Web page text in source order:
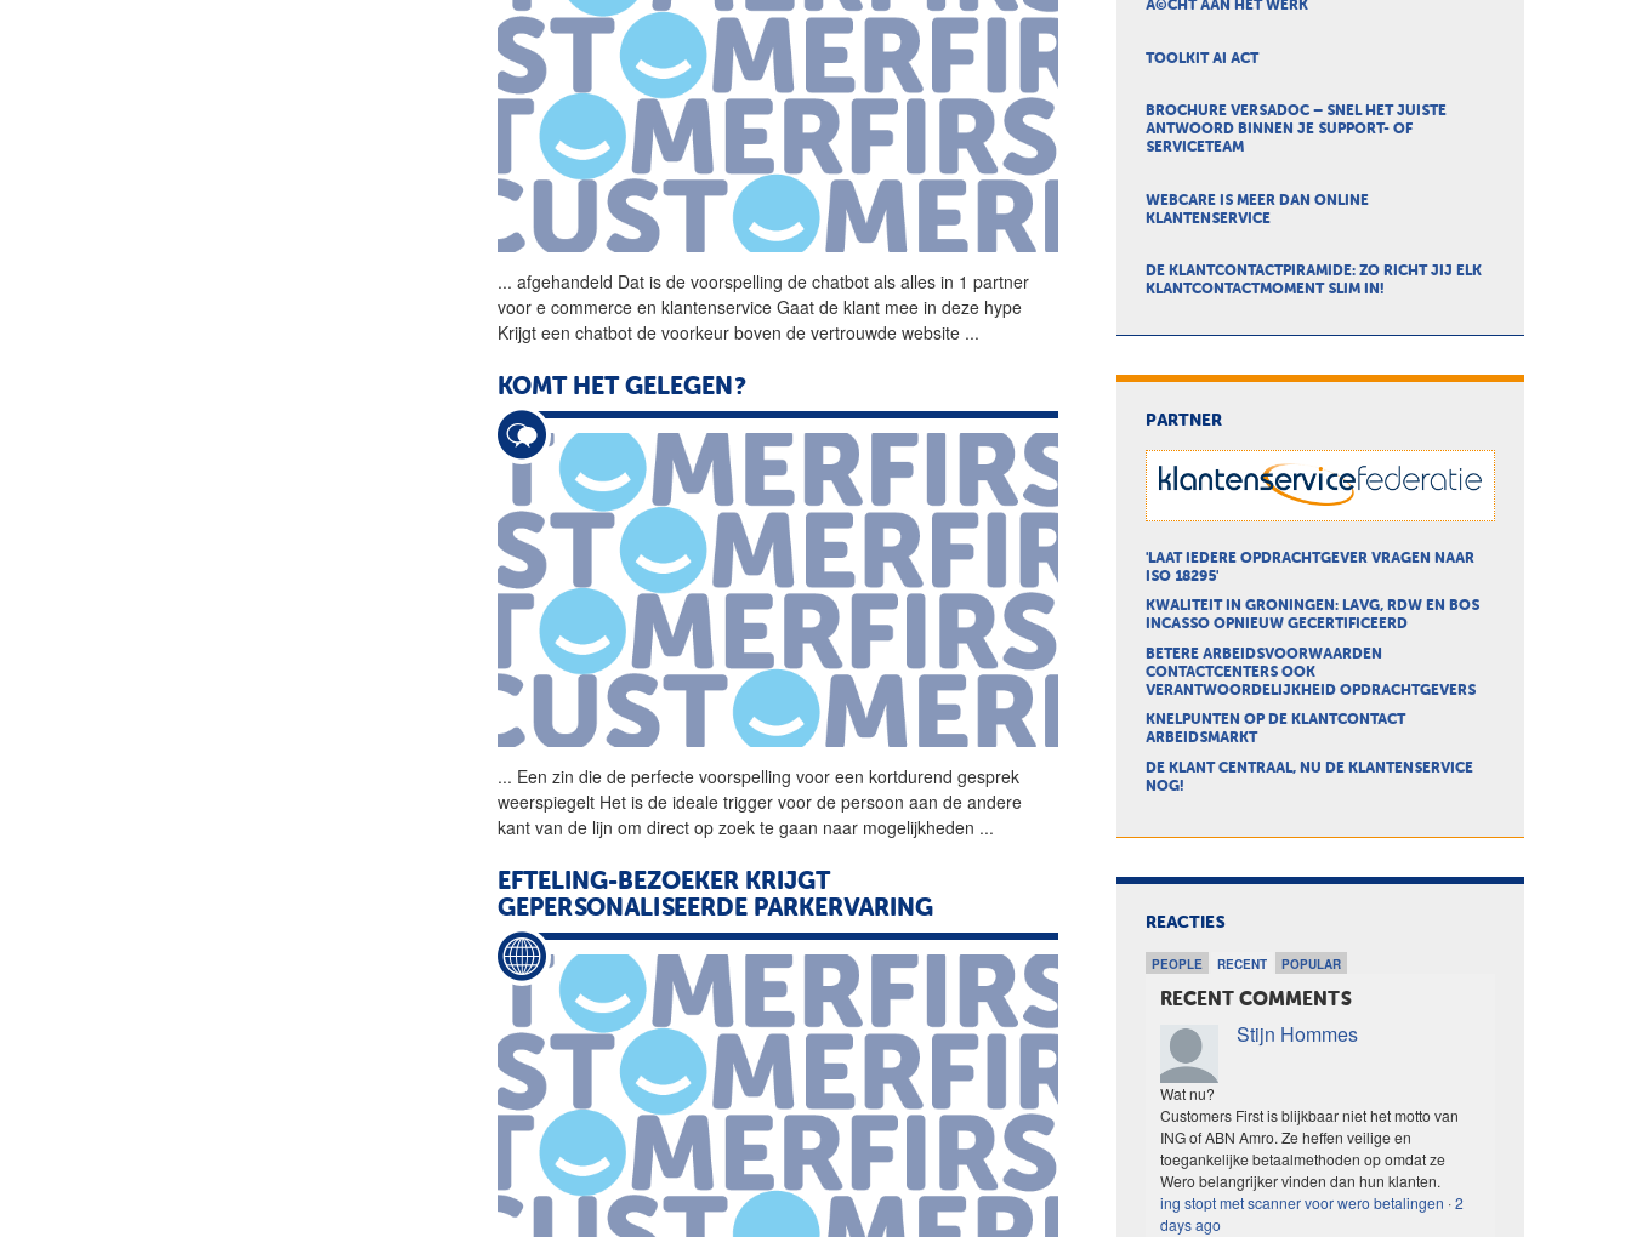
... afgehandeld Dat is devoorspelling de chatbot als alles in 1 partner
voor e commerce en klantenservice Gaat de klant mee in deze hype
Krijgt een chatbot de voorkeur boven de vertrouwde website ...
KOMT HET GELEGEN?
... Een zin die de perfectevoorspelling voor een kortdurend gesprek
weerspiegelt Het is de ideale trigger voor de persoon aan de andere
kant van de lijn om direct op zoek te gaan naar mogelijkheden ...
EFTELING-BEZOEKER KRIJGT
GEPERSONALISEERDE PARKERVARING
Ã©CHT AAN HET WERK
TOOLKIT AI ACT
BROCHURE VERSADOC – SNEL HET JUISTE
ANTWOORD BINNEN JE SUPPORT- OF
SERVICETEAM
WEBCARE IS MEER DAN ONLINE
KLANTENSERVICE
DE KLANTCONTACTPIRAMIDE: ZO RICHT JIJ ELK
KLANTCONTACTMOMENT SLIM IN!
PARTNER
'LAAT IEDERE OPDRACHTGEVER VRAGEN NAAR
ISO 18295'
KWALITEIT IN GRONINGEN: LAVG, RDW EN BOS
INCASSO OPNIEUW GECERTIFICEERD
BETERE ARBEIDSVOORWAARDEN
CONTACTCENTERS OOK
VERANTWOORDELIJKHEID OPDRACHTGEVERS
KNELPUNTEN OP DE KLANTCONTACT
ARBEIDSMARKT
DE KLANT CENTRAAL, NU DE KLANTENSERVICE
NOG!
REACTIES
PEOPLE RECENT POPULAR
RECENT COMMENTS
Stijn Hommes
Wat nu?
Customers First is blijkbaar niet het motto van
ING of ABN Amro. Ze heffen veilige en
toegankelijke betaalmethoden op omdat ze
Wero belangrijker vinden dan hun klanten.
ing stopt met scanner voor wero betalingen ·2
days ago